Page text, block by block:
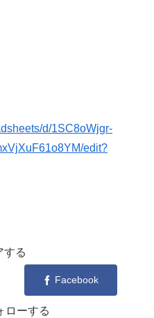
d/1SC8oWjgr-
edit?
する
Facebook
ローする